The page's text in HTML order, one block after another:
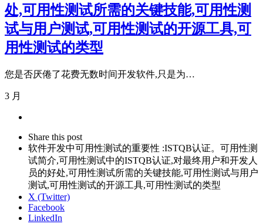
处,可用性测试所需的关键技能,可用性测
试与用户测试,可用性测试的开源工具,可
用性测试的类型
您是否厌倦了花费无数时间开发软件,只是为…
3 月
post
Share this postClose
sharing
box
软件开发中可用性测试的重要性 :ISTQB认证。可用性测
试简介,可用性测试中的ISTQB认证,对最终用户和开发人
员的好处,可用性测试所需的关键技能,可用性测试与用户
测试,可用性测试的开源工具,可用性测试的类型
X (Twitter)
Facebook
LinkedIn